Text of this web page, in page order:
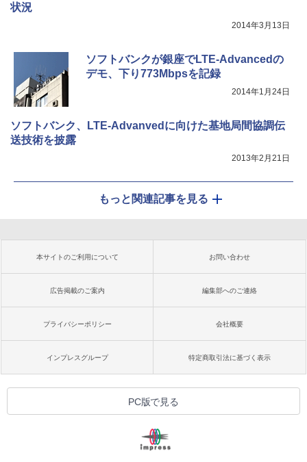
状況
2014年3月13日
ソフトバンクが銀座でLTE-Advancedの
デモ、下り773Mbpsを記録
2014年1月24日
ソフトバンク、LTE-Advanvedに向けた基地局間協調伝
送技術を披露
2013年2月21日
もっと関連記事を見る
本サイトのご利用について お問い合わせ
広告掲載のご案内 編集部へのご連絡
プライバシーポリシー 会社概要
インプレスグループ 特定商取引法に基づく表示
PC版で見る